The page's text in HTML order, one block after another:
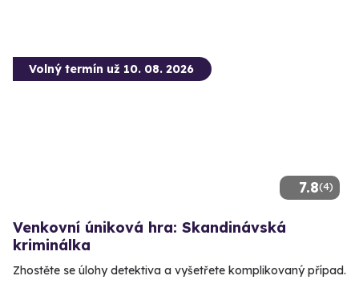
7.8(4)
Volný termín už 10. 08. 2026
Venkovní úniková hra: Skandinávská
kriminálka
Zhostěte se úlohy detektiva a vyšetřete komplikovaný případ.